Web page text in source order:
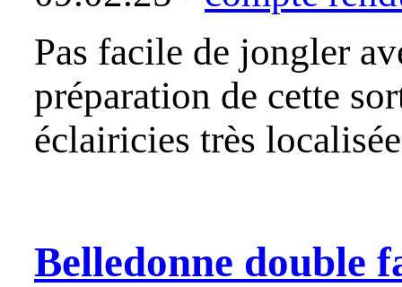
Pas facile de jongler
préparation de cette
éclairicies très
Belledonne double